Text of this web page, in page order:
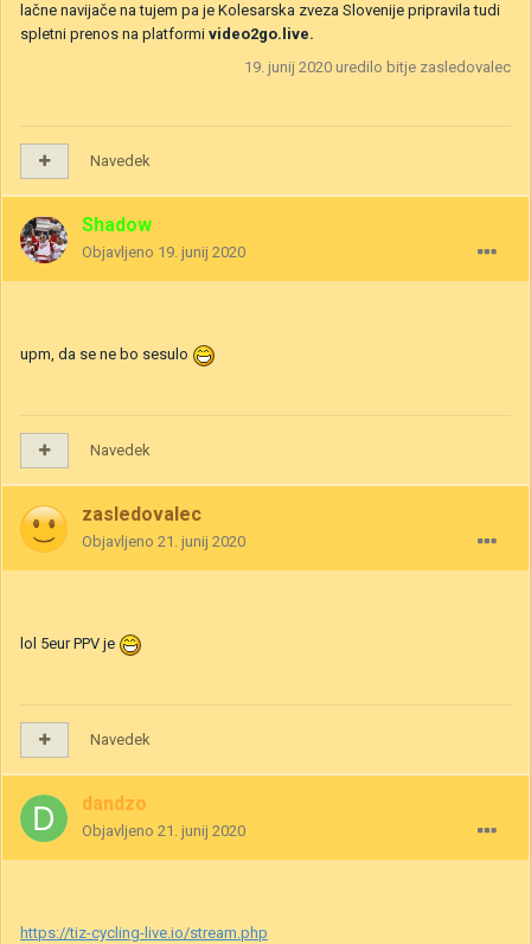
lačne navijače na tujem pa je Kolesarska zveza Slovenije pripravila tudi
spletni prenos na platformi video2go.live.
19. junij 2020 uredilo bitje zasledovalec
Navedek
Shadow
Objavljeno 19. junij 2020
upm, da se ne bo sesulo
Navedek
zasledovalec
Objavljeno 21. junij 2020
lol 5eur PPV je
Navedek
dandzo
Objavljeno 21. junij 2020
https://tiz-cycling-live.io/stream.php